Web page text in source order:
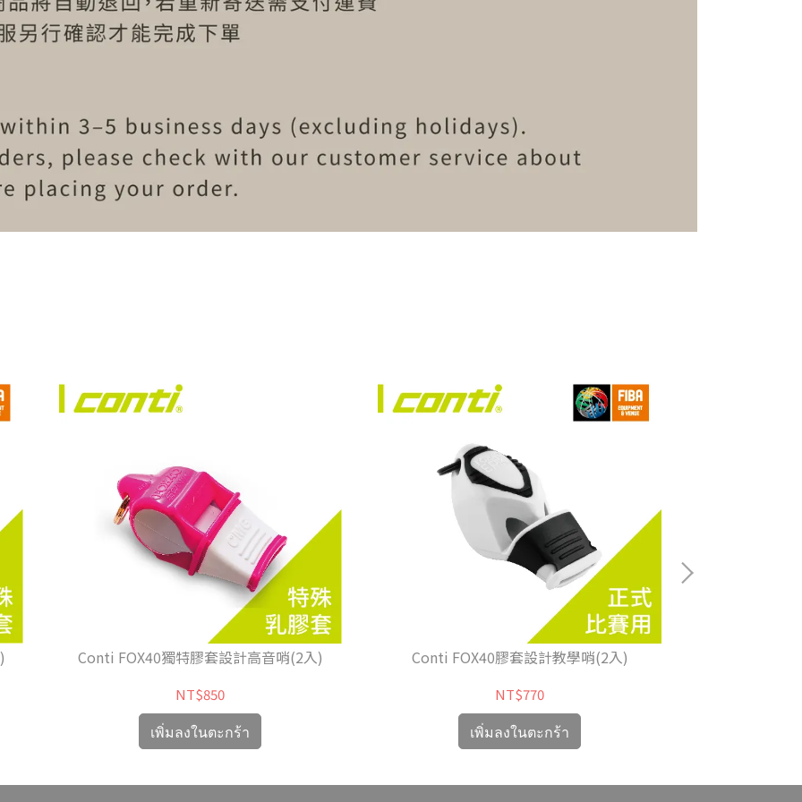
Conti FOX40獨特膠套設計高音哨(2入)
NT$850
เพิ่มลงในตะกร้า
Conti FOX40膠套設計教學哨(2入)
NT$770
เพิ่มลงในตะกร้า